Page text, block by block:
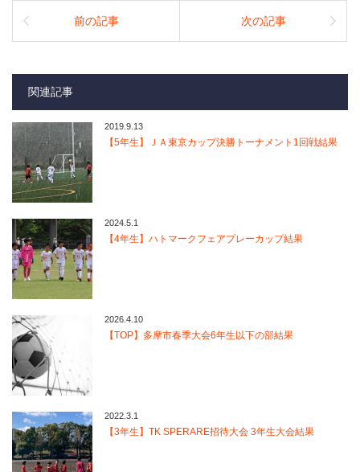
前の記事 次の記事
関連記事
2019.9.13
【5年生】ＪＡ東京カップ決勝トーナメント1回戦結果
2024.5.1
【4年生】ハトマークフェアプレーカップ結果
2026.4.10
【TOP】多摩市春季大会6年生以下の部結果
2022.3.1
【3年生】TK SPERARE招待大会 3年生大会結果